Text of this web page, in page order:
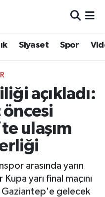
Siyaset Spor
açıkladı:
öncesi
ulaşım
arasında yarın
yarı final maçını
Gaziantep'e gelecek